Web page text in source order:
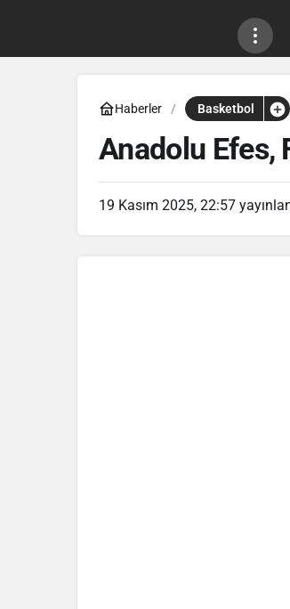
Haberler Basketbol
Anadolu Efes,
19 Kasım 2025, 22:57